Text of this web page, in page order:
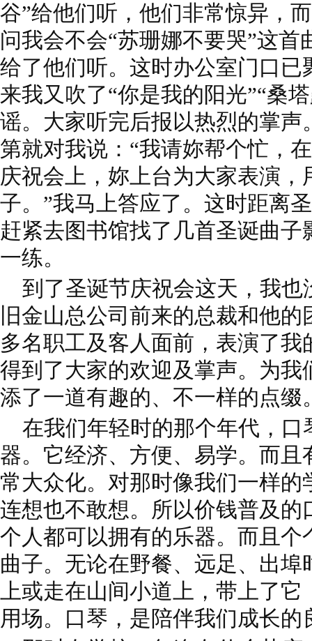
谷”给他们听，他们非常惊异，
问我会不会“苏珊娜不要哭”这
给了他们听。这时办公室门口已
来我又吹了“你是我的阳光”“桑
谣。大家听完后报以热烈的掌声
第就对我说：“我请妳帮个忙，
庆祝会上，妳上台为大家表演
子。”我马上答应了。这时距离
赶紧去图书馆找了几首圣诞曲
一练。
到了圣诞节庆祝会这天，我也
旧金山总公司前来的总裁和他
多名职工及客人面前，表演了
得到了大家的欢迎及掌声。为我
添了一道有趣的、不一样的点缀
在我们年轻时的那个年代，口
器。它经济、方便、易学。而
常大众化。对那时像我们一样
连想也不敢想。所以价钱普及的
个人都可以拥有的乐器。而且个
曲子。无论在野餐、远足、出
上或走在山间小道上，带上了它
用场。口琴，是陪伴我们成长的